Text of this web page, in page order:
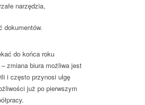
narzędzia,
dokumentów.
do końca roku
zmiana biura możliwa jest
i często przynosi ulgę
już po pierwszym